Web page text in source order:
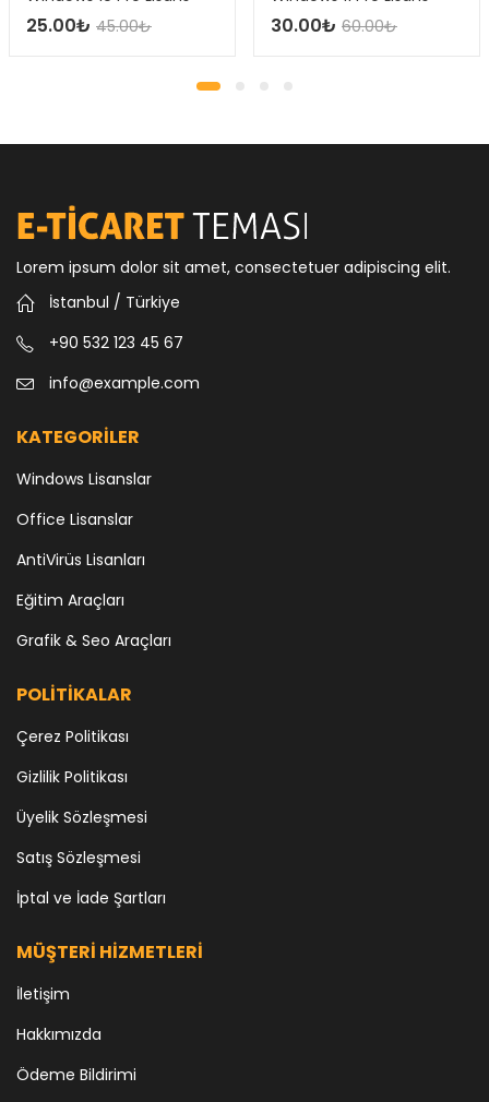
25.00₺ 45.00₺ 30.00₺ 60.00₺
Lorem ipsum dolor sit amet, consectetuer adipiscing elit.
İstanbul / Türkiye
+90 532 123 45 67
info@example.com
KATEGORİLER
Windows Lisanslar
Office Lisanslar
AntiVirüs Lisanları
Eğitim Araçları
Grafik & Seo Araçları
POLİTİKALAR
Çerez Politikası
Gizlilik Politikası
Üyelik Sözleşmesi
Satış Sözleşmesi
İptal ve İade Şartları
MÜŞTERİ HİZMETLERİ
İletişim
Hakkımızda
Ödeme Bildirimi